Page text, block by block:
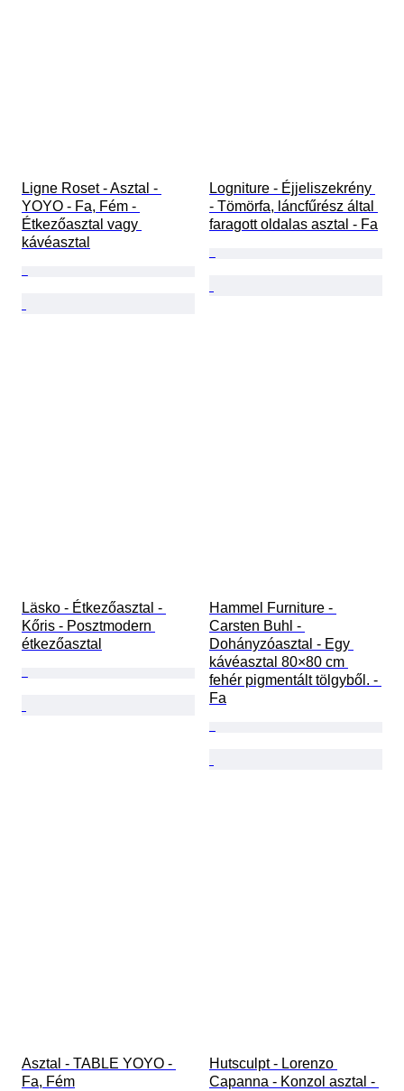
Ligne Roset - Asztal -
YOYO - Fa, Fém -
Étkezőasztal vagy
kávéasztal
Logniture - Éjjeliszekrény
- Tömörfa, láncfűrész által
faragott oldalas asztal - Fa
Läsko - Étkezőasztal -
Kőris - Posztmodern
étkezőasztal
Hammel Furniture -
Carsten Buhl -
Dohányzóasztal - Egy
kávéasztal 80×80 cm
fehér pigmentált tölgyből. -
Fa
Asztal - TABLE YOYO -
Fa, Fém
Hutsculpt - Lorenzo
Capanna - Konzol asztal -